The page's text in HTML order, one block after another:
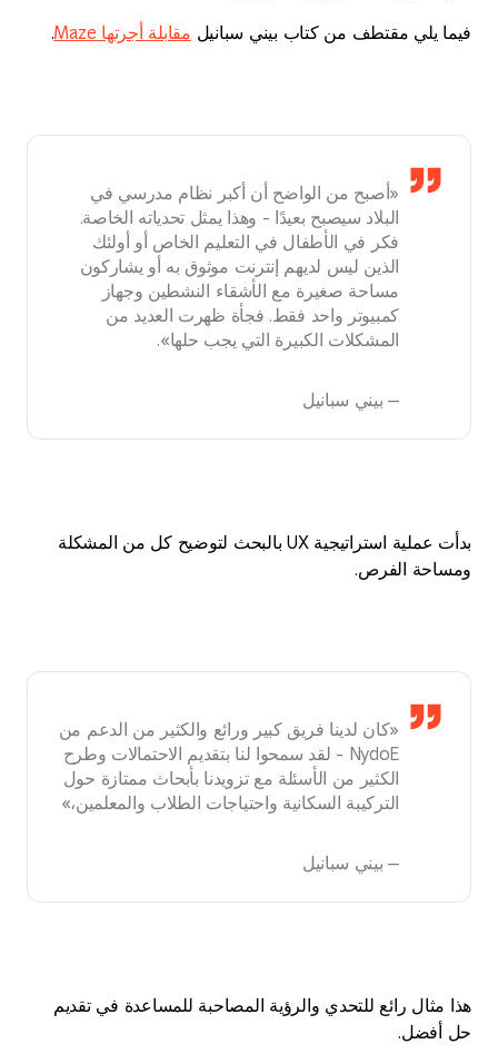
فيما يلي مقتطف من كتاب بيني سبانيل مقابلة أجرتها Maze .
«أصبح من الواضح أن أكبر نظام مدرسي في
البلاد سيصبح بعيدًا - وهذا يمثل تحدياته الخاصة.
فكر في الأطفال في التعليم الخاص أو أولئك
الذين ليس لديهم إنترنت موثوق به أو يشاركون
مساحة صغيرة مع الأشقاء النشطين وجهاز
كمبيوتر واحد فقط. فجأة ظهرت العديد من
المشكلات الكبيرة التي يجب حلها».
— بيني سبانيل
بدأت عملية استراتيجية UX بالبحث لتوضيح كل من المشكلة
ومساحة الفرص.
«كان لدينا فريق كبير ورائع والكثير من الدعم من
NydoE - لقد سمحوا لنا بتقديم الاحتمالات وطرح
الكثير من الأسئلة مع تزويدنا بأبحاث ممتازة حول
التركيبة السكانية واحتياجات الطلاب والمعلمين،»
— بيني سبانيل
هذا مثال رائع للتحدي والرؤية المصاحبة للمساعدة في تقديم
حل أفضل.